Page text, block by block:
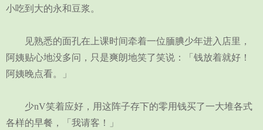
小吃到大的永和豆浆。
见熟悉的面孔在上课时间牵着一位腼腆少年进入店里，
阿姨贴心地没多问，只是爽朗地笑了笑说：「钱放着就好！
阿姨晚点看。」
少nV笑着应好，用这阵子存下的零用钱买了一大堆各式
各样的早餐，「我请客！」